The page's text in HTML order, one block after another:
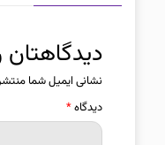
دیدگاهتان
نشانی ایمیل شما
دیدگاه*